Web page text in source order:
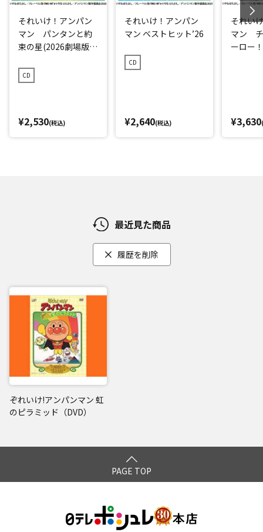
それいけ！アンパン
マン パンタンと約
束の星(2026劇場版ベ
CD
¥2,530(税込)
それいけ！アンパン
マン ベストヒット’26
CD
¥2,640(税込)
それい
マン チ
ーロー
¥3,630
最近見た商品
履歴を削除
ぞれいけ!アンパンマン 虹
のピラミッド（DVD）
PAGE TOP